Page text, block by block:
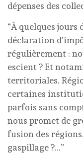
dépenses des
“À quelques
déclaration
régulièrement :
escient ? Et
territoriales.
certaines
parfois sans
nous promet de
fusion des
gaspillage ?…”